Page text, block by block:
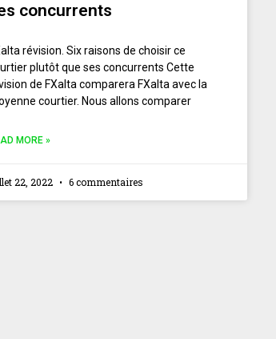
concurrents
révision. Six raisons de choisir ce
plutôt que ses concurrents Cette
de FXalta comparera FXalta avec la
courtier. Nous allons comparer
MORE »
22, 2022 6 commentaires